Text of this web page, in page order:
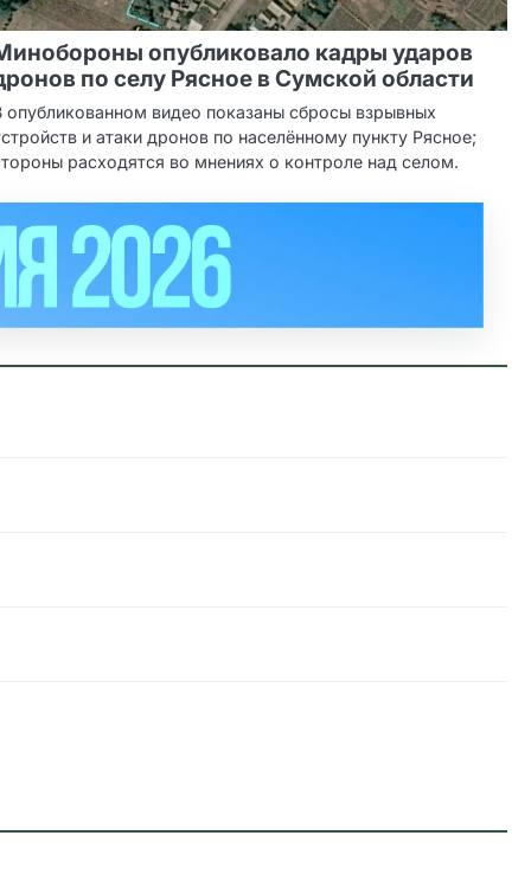
опубликовало кадры ударов
по селу Рясное в Сумской области
опубликованном видео показаны сбросы взрывных
и атаки дронов по населённому пункту Рясное;
расходятся во мнениях о контроле над селом.